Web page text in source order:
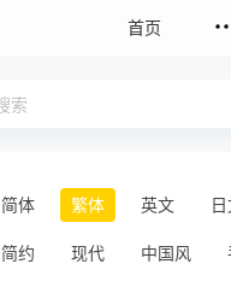
首页
简体 繁体 英文
简约 现代 中国风